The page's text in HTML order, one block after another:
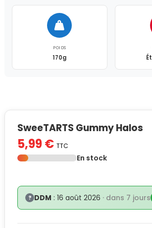
POIDS
170g
SweeTARTS Gummy Halos
5,99 € TTC
En stock
? DDM : 16 août 2026 · dans 7 jours